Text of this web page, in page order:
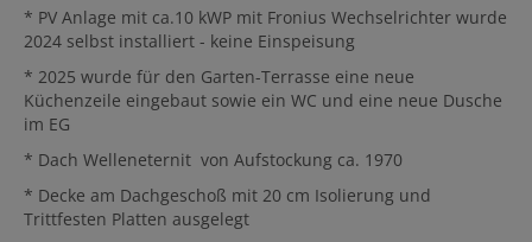
* PV Anlage mit ca.10 kWP mit Fronius Wechselrichter wurde
2024 selbst installiert - keine Einspeisung
* 2025 wurde für den Garten-Terrasse eine neue
Küchenzeile eingebaut sowie ein WC und eine neue Dusche
im EG
* Dach Welleneternit von Aufstockung ca. 1970
* Decke am Dachgeschoß mit 20 cm Isolierung und
Trittfesten Platten ausgelegt